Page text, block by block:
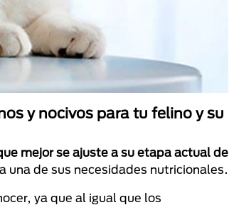
y nocivos para tu felino y su
mejor se ajuste a su etapa actual de
una de sus necesidades nutricionales.
ya que al igual que los